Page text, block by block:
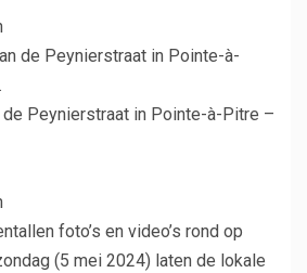
de Peynierstraat in Pointe-à-Pitre –
foto’s en video’s rond op
(5 mei 2024) laten de lokale